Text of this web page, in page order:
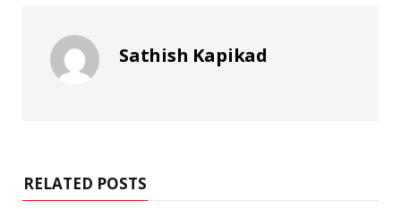
Sathish Kapikad
RELATED POSTS